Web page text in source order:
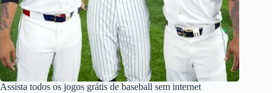
Assista todos os jogos grátis de baseball sem internet